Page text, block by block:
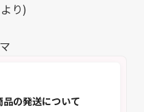
り)
品の発送について